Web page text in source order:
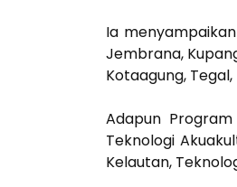
Ia
Jembrana,
Kotaagung,
Adapun
Teknologi
Kelautan,